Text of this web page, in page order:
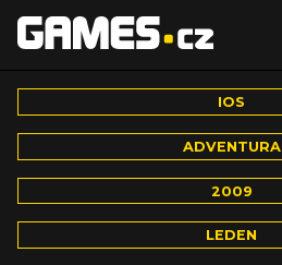
IOS
ADVENTURA
2009
LEDEN